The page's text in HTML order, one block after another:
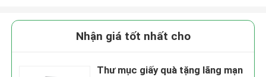
Nhận giá tốt nhất cho
Thư mục giấy quà tặng lãng mạn